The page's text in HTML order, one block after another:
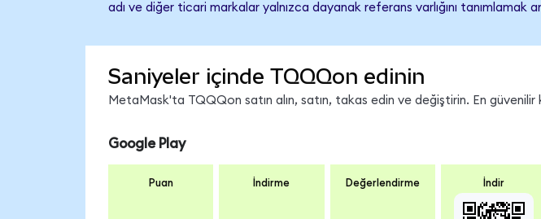
adı ve diğer ticari markalar yalnızca dayanak referans varlığını tanımlamak
Saniyeler içinde TQQQon edinin
MetaMask'ta TQQQon satın alın, satın, takas edin ve değiştirin. En güvenilir
Google Play
Puan İndirme Değerlendirme İndir